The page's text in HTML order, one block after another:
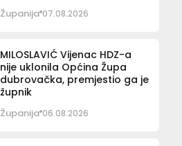
Županija 07.08.2026
MILOSLAVIĆ Vijenac HDZ-a
nije uklonila Općina Župa
dubrovačka, premjestio ga je
župnik
Županija 06.08.2026